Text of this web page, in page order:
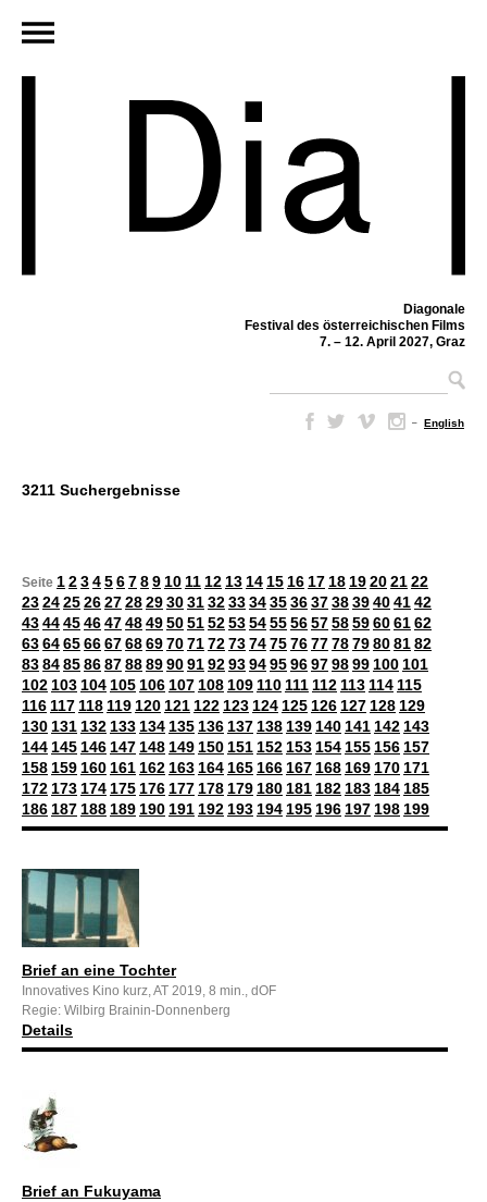
Diagonale
Festival des österreichischen Films
7. – 12. April 2027, Graz
– English
3211 Suchergebnisse
Seite 123456789 10 11 12 13 14 15 16 17 18 19202122
2324252627282930313233343536373839404142
4344454647484950515253545556575859606162
6364656667686970717273747576777879808182
8384858687888990919293949596979899 100 101
102 103 104 105 106 107 108 109 110 111 112 113 114 115
116 117 118 119 120 121 122 123 124 125 126 127 128 129
130 131 132 133 134 135 136 137 138 139 140 141 142 143
144 145 146 147 148 149 150 151 152 153 154 155 156 157
158 159 160 161 162 163 164 165 166 167 168 169 170 171
172 173 174 175 176 177 178 179 180 181 182 183 184 185
186 187 188 189 190 191 192 193 194 195 196 197 198 199
Brief an eine Tochter
Innovatives Kino kurz, AT 2019, 8 min., dOF
Regie: Wilbirg Brainin-Donnenberg
Details
Brief an Fukuyama